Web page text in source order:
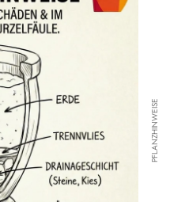
PFLANZHINWEISE